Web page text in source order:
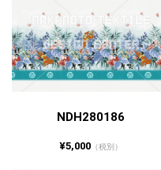
NDH280186
¥5,000 （税別）